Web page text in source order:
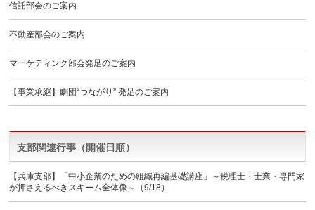
信託部会のご案内
不動産部会のご案内
マーケティング部会発足のご案内
【事業承継】劇団“つながり” 発足のご案内
支部関連行事（開催日順）
【兵庫支部】「中小企業のための組織再編基礎講座」～税理士・士業・専門家
が押さえるべきスキーム全体像～（9/18）